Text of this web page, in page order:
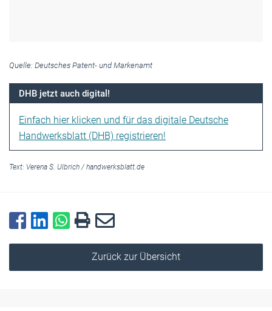
Quelle: Deutsches Patent- und Markenamt
DHB jetzt auch digital!
Einfach hier klicken und für das digitale Deutsche
Handwerksblatt (DHB) registrieren!
Text: Verena S. Ulbrich / handwerksblatt.de
Zurück zur Übersicht